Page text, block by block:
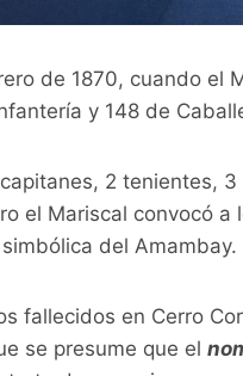
de 1870, cuando el
y 148 de
2 tenientes,
el Mariscal convocó
del Amambay.
fallecidos en Cerro
se presume que el